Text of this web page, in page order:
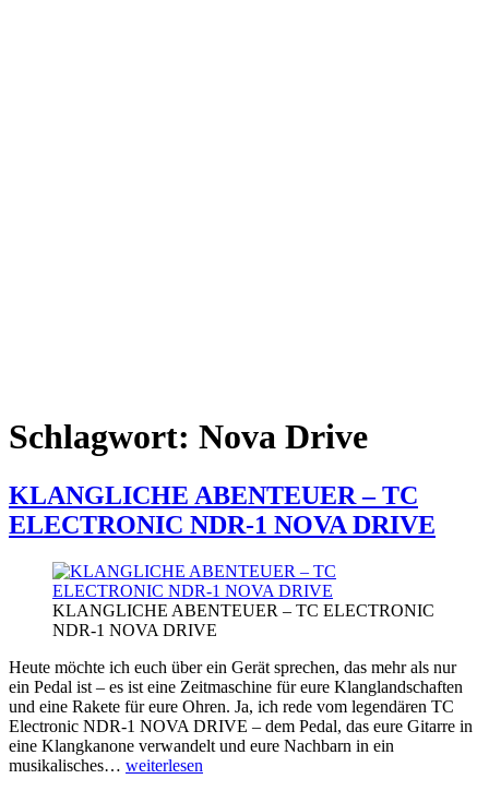
Schlagwort: Nova Drive
KLANGLICHE ABENTEUER – TC
ELECTRONIC NDR-1 NOVA DRIVE
KLANGLICHE ABENTEUER – TC ELECTRONIC
NDR-1 NOVA DRIVE
Heute möchte ich euch über ein Gerät sprechen, das mehr als nur
ein Pedal ist – es ist eine Zeitmaschine für eure Klanglandschaften
und eine Rakete für eure Ohren. Ja, ich rede vom legendären TC
Electronic NDR-1 NOVA DRIVE – dem Pedal, das eure Gitarre in
eine Klangkanone verwandelt und eure Nachbarn in ein
musikalisches… KLANGLICHE
weiterlesen